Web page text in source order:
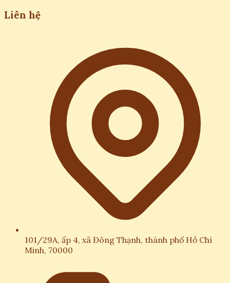
Liên hệ
101/29A, ấp 4, xã Đông Thạnh, thành phố Hồ Chí
Minh, 70000